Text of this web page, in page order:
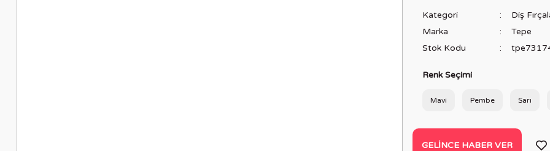
Kategori
Diş
Marka
Tepe
Stok Kodu
Renk Seçimi
Mavi Pembe Sarı
GELINCE HABER VER